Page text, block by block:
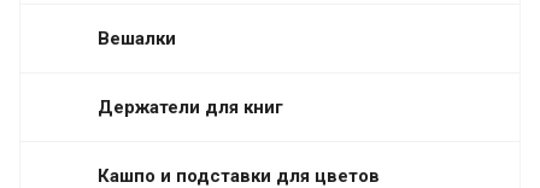
Вешалки
Держатели для книг
Кашпо и подставки для цветов